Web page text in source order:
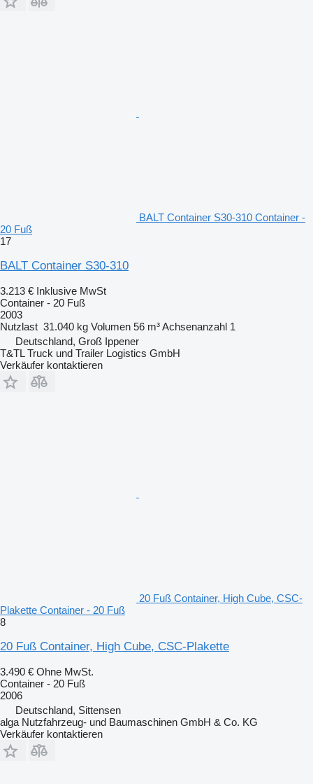
BALT Container S30-310 Container -
20 Fuß
17
BALT Container S30-310
3.213 € Inklusive MwSt
Container - 20 Fuß
2003
Nutzlast 31.040 kg Volumen 56 m³Achsenanzahl 1
Deutschland, Groß Ippener
T&TL Truck und Trailer Logistics GmbH
Verkäufer kontaktieren
20 Fuß Container, High Cube, CSC-
Plakette Container - 20 Fuß
8
20 Fuß Container, High Cube, CSC-Plakette
3.490 € Ohne MwSt.
Container - 20 Fuß
2006
Deutschland, Sittensen
alga Nutzfahrzeug- und Baumaschinen GmbH & Co. KG
Verkäufer kontaktieren